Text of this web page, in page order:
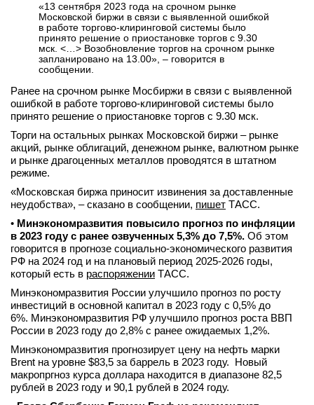
«13 сентября 2023 года на срочном рынке
Московской биржи в связи с выявленной ошибкой
в работе торгово-клиринговой системы было
принято решение о приостановке торгов с 9.30
мск. <…> Возобновление торгов на срочном рынке
запланировано на 13.00», – говорится в
сообщении.
Ранее на срочном рынке Мосбиржи в связи с выявленной
ошибкой в работе торгово-клиринговой системы было
принято решение о приостановке торгов с 9.30 мск.
Торги на остальных рынках Московской биржи – рынке
акций, рынке облигаций, денежном рынке, валютном рынке
и рынке драгоценных металлов проводятся в штатном
режиме.
«Московская биржа приносит извинения за доставленные
неудобства», – сказано в сообщении, пишет ТАСС.
• Минэкономразвития повысило прогноз по инфляции
в 2023 году с ранее озвученных 5,3% до 7,5%. Об этом
говорится в прогнозе социально-экономического развития
РФ на 2024 год и на плановый период 2025-2026 годы,
который есть в распоряжении ТАСС.
Минэкономразвития России улучшило прогноз по росту
инвестиций в основной капитал в 2023 году с 0,5% до
6%. Минэкономразвития РФ улучшило прогноз роста ВВП
России в 2023 году до 2,8% с ранее ожидаемых 1,2%.
Минэкономразвития прогнозирует цену на нефть марки
Brent на уровне $83,5 за баррель в 2023 году. Новый
макропргноз курса доллара находится в диапазоне 82,5
рублей в 2023 году и 90,1 рублей в 2024 году.